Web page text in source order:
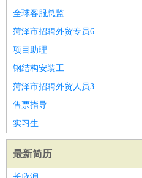
全球客服总监
菏泽市招聘外贸专员6
项目助理
钢结构安装工
菏泽市招聘外贸人员3
售票指导
实习生
最新简历